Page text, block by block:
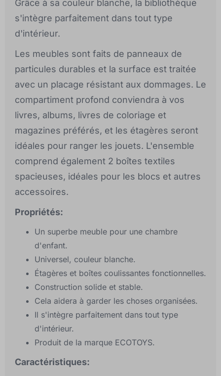
Grâce à sa couleur blanche, la bibliothèque
s'intègre parfaitement dans tout type
d'intérieur.
Les meubles sont faits de panneaux de
particules durables et la surface est traitée
avec un placage résistant aux dommages. Le
compartiment profond conviendra à vos
livres, albums, livres de coloriage et
magazines préférés, et les étagères seront
idéales pour ranger les jouets. L'ensemble
comprend également 2 boîtes textiles
spacieuses, idéales pour les blocs et autres
accessoires.
Propriétés:
Un superbe meuble pour une chambre
d'enfant.
Universel, couleur blanche.
Étagères et boîtes coulissantes fonctionnelles.
Construction solide et stable.
Cela aidera à garder les choses organisées.
Il s'intègre parfaitement dans tout type
d'intérieur.
Produit de la marque ECOTOYS.
Caractéristiques: